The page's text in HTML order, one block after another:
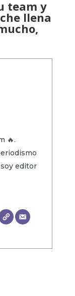
team y
llena
🔥.
soy editor